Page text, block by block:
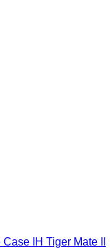
Case IH Tiger Mate II